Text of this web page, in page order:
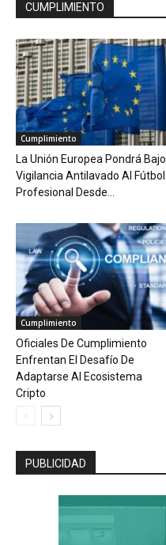
CUMPLIMIENTO
Cumplimiento
La Unión Europea Pondrá Bajo
Vigilancia Antilavado Al Fútbol
Profesional Desde...
Cumplimiento
Oficiales De Cumplimiento
Enfrentan El Desafío De
Adaptarse Al Ecosistema
Cripto
PUBLICIDAD